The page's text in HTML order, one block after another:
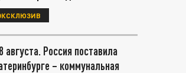
августа. Россия поставила
– коммунальная